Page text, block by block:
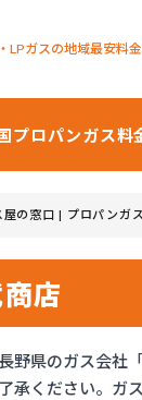
LPガスの地域最安料
プロパンガス料
屋の窓口 | プロパンガ
店
野県のガス会社
承ください。ガ